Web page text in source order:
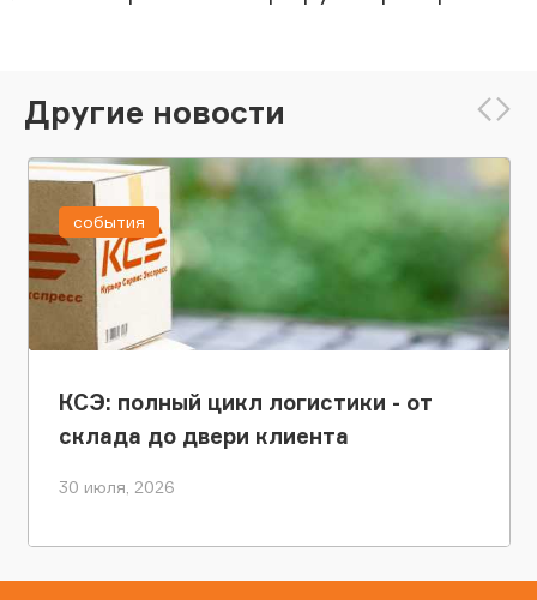
Другие новости
КСЭ: полный цикл логистики - от
склада до двери клиента
30 июля, 2026
события